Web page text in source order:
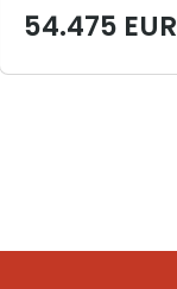
54.475 EUR